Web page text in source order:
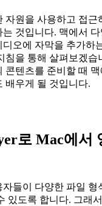
자원을 사용하고 접근
것입니다. 맥에서
오에 자막을 추가하
침을 통해 살펴보겠습
콘텐츠를 준비할 때
배우게 될 것입니다.
로 Mac에서
자들이 다양한 파일
있도록 합니다. 그래서